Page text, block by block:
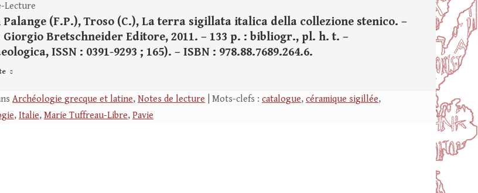
Lecture
(F.P.), Troso (C.), La terra sigillata italica della collezione stenico. –
Giorgio Bretschneider Editore, 2011. – 133 p. : bibliogr., pl. h. t. –
ISSN : 0391-9293 ; 165). – ISBN : 978.88.7689.264.6.
Archéologie grecque et latine, Notes de lecture | Mots-clefs : catalogue, céramique sigillée,
, Italie, Marie Tuffreau-Libre, Pavie